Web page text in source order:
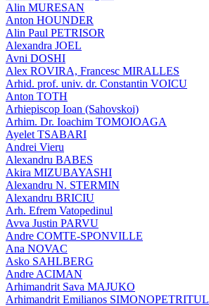
Alin MURESAN
Anton HOUNDER
Alin Paul PETRISOR
Alexandra JOEL
Avni DOSHI
Alex ROVIRA, Francesc MIRALLES
Arhid. prof. univ. dr. Constantin VOICU
Anton TOTH
Arhiepiscop Ioan (Sahovskoi)
Arhim. Dr. Ioachim TOMOIOAGA
Ayelet TSABARI
Andrei Vieru
Alexandru BABES
Akira MIZUBAYASHI
Alexandru N. STERMIN
Alexandru BRICIU
Arh. Efrem Vatopedinul
Avva Justin PARVU
Andre COMTE-SPONVILLE
Ana NOVAC
Asko SAHLBERG
Andre ACIMAN
Arhimandrit Sava MAJUKO
Arhimandrit Emilianos SIMONOPETRITUL